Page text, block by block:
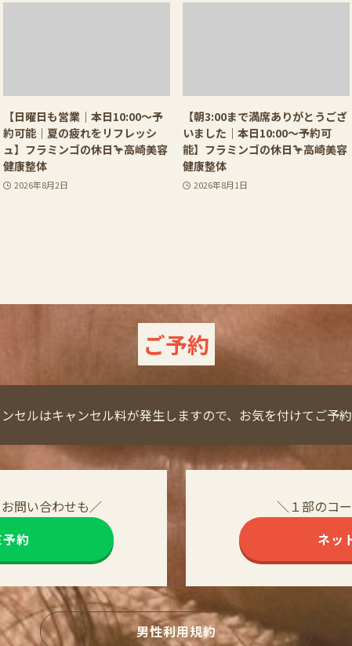
【日曜日も営業｜本日10:00〜予
約可能｜夏の疲れをリフレッシ
ュ】フラミンゴの休日🦩高崎美容
健康整体
2026年8月2日
【朝3:00まで満席ありがとうござ
いました｜本日10:00〜予約可
能】フラミンゴの休日🦩高崎美容
健康整体
2026年8月1日
ご予約
セルはキャンセル料が発生しますので、お気を付けてご予約
問い合わせも／
約
＼１部のコ
ネッ
男性利用規約